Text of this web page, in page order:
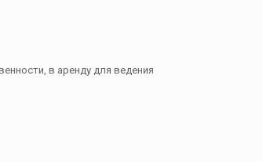
в аренду для ведения